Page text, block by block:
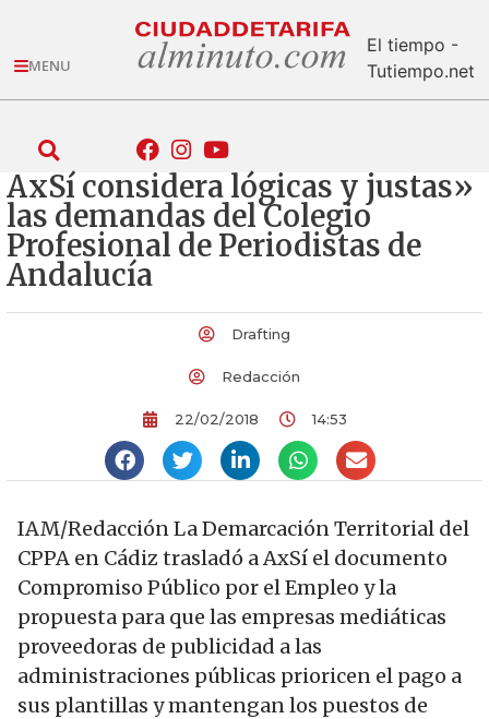
MENU
El tiempo -
Tutiempo.net
AxSí considera lógicas y justas»
las demandas del Colegio
Profesional de Periodistas de
Andalucía
Drafting
Redacción
22/02/2018 14:53
IAM/Redacción La Demarcación Territorial del
CPPA en Cádiz trasladó a AxSí el documento
Compromiso Público por el Empleo y la
propuesta para que las empresas mediáticas
proveedoras de publicidad a las
administraciones públicas prioricen el pago a
sus plantillas y mantengan los puestos de